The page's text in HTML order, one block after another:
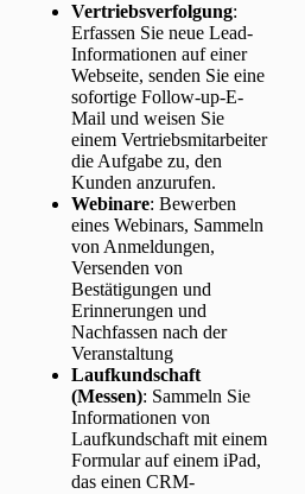
Vertriebsverfolgung:
Erfassen Sie neue Lead-
Informationen auf einer
Webseite, senden Sie eine
sofortige Follow-up-E-
Mail und weisen Sie
einem Vertriebsmitarbeiter
die Aufgabe zu, den
Kunden anzurufen.
Webinare: Bewerben
eines Webinars, Sammeln
von Anmeldungen,
Versenden von
Bestätigungen und
Erinnerungen und
Nachfassen nach der
Veranstaltung
Laufkundschaft
(Messen): Sammeln Sie
Informationen von
Laufkundschaft mit einem
Formular auf einem iPad,
das einen CRM-